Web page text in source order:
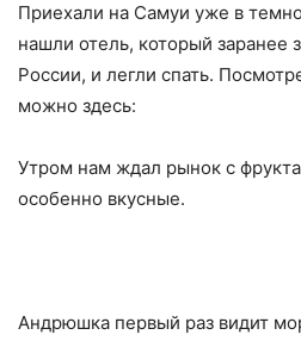
Приехали на Самуи уже в
нашли отель, который заранее
России, и легли спать.
можно здесь:
Утром нам ждал рынок с
особенно вкусные.
Андрюшка первый раз видит